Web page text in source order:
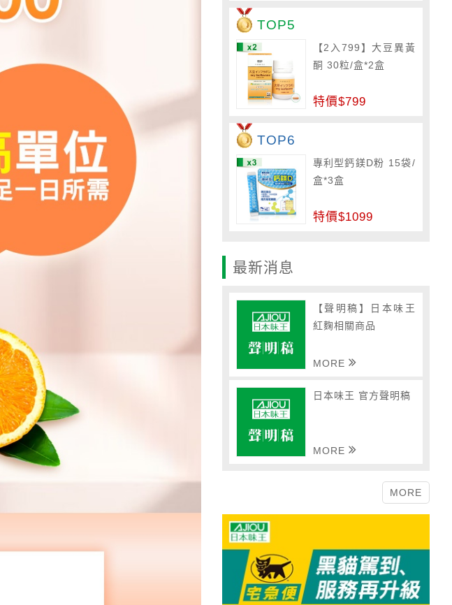
TOP5
【2入799】大豆異黃
酮 30粒/盒*2盒
特價$799
TOP6
專利型鈣鎂D粉 15袋/
盒*3盒
特價$1099
最新消息
【聲明稿】日本味王
紅麴相關商品
MORE
日本味王 官方聲明稿
MORE
MORE